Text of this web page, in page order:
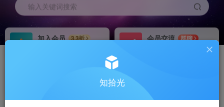
输入关键词搜索
加入会员
3.3折
会员交流
群聊
知拾光